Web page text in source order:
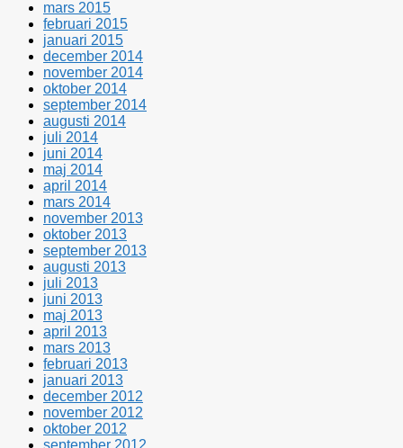
mars 2015
februari 2015
januari 2015
december 2014
november 2014
oktober 2014
september 2014
augusti 2014
juli 2014
juni 2014
maj 2014
april 2014
mars 2014
november 2013
oktober 2013
september 2013
augusti 2013
juli 2013
juni 2013
maj 2013
april 2013
mars 2013
februari 2013
januari 2013
december 2012
november 2012
oktober 2012